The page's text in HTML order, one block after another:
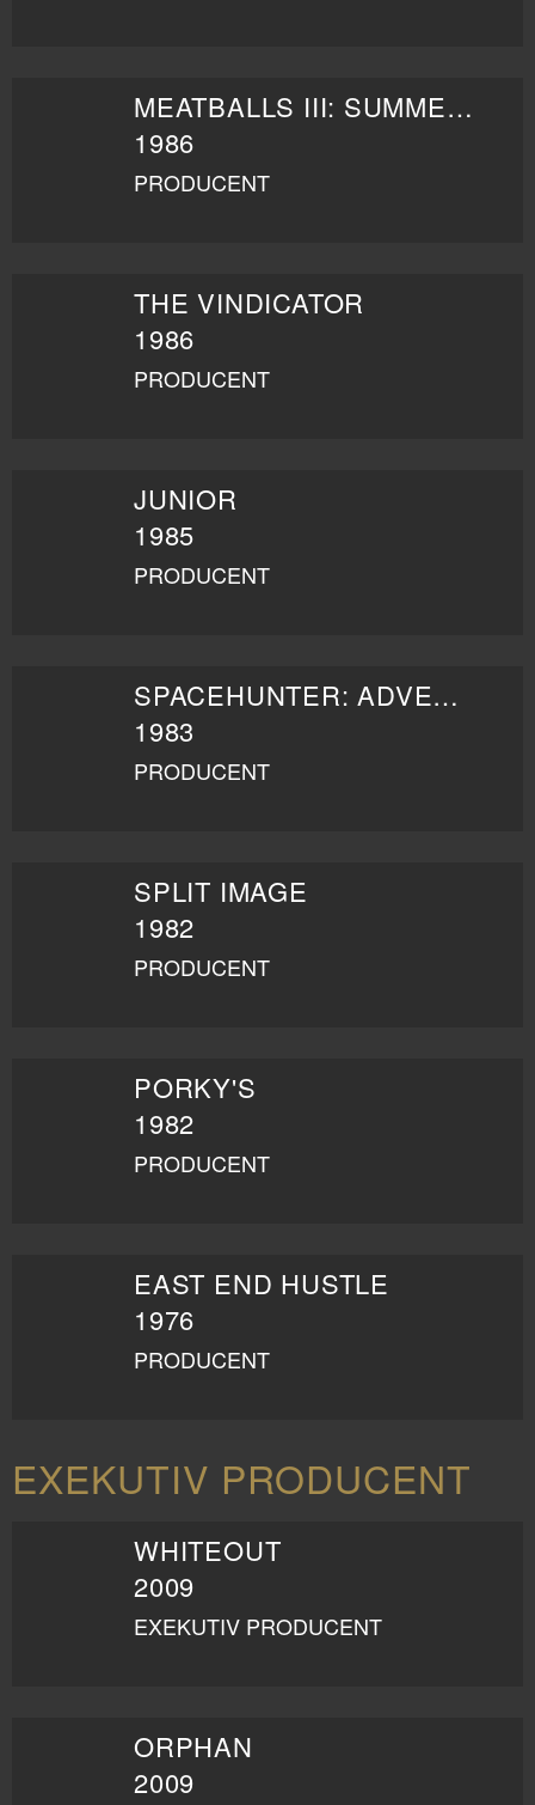
MEATBALLS III: SUMMER JOB
1986
PRODUCENT
THE VINDICATOR
1986
PRODUCENT
JUNIOR
1985
PRODUCENT
SPACEHUNTER: ADVENTURES IN THE FORBIDDEN ZONE
1983
PRODUCENT
SPLIT IMAGE
1982
PRODUCENT
PORKY'S
1982
PRODUCENT
EAST END HUSTLE
1976
PRODUCENT
EXEKUTIV PRODUCENT
WHITEOUT
2009
EXEKUTIV PRODUCENT
ORPHAN
2009